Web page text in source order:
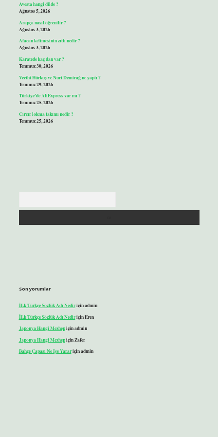
Avesta hangi dilde ?
Ağustos 5, 2026
Arapça nasıl öğrenilir ?
Ağustos 3, 2026
Afacan kelimesinin zıttı nedir ?
Ağustos 3, 2026
Karatede kaç dan var ?
Temmuz 30, 2026
Vecihi Hürkuş ve Nuri Demirağ ne yaptı ?
Temmuz 29, 2026
Türkiye’de AliExpress var mı ?
Temmuz 25, 2026
Cırcır lokma takımı nedir ?
Temmuz 25, 2026
Son yorumlar
İLk Türkçe Sözlük Adı Nediriçinadmin
İLk Türkçe Sözlük Adı NediriçinEren
Japonya Hangi Mezhepiçinadmin
Japonya Hangi MezhepiçinZafer
Bahçe Çapası Ne Işe Yarariçinadmin